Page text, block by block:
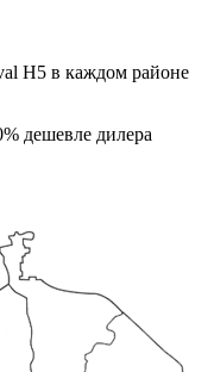
H5 в каждом районе
дешевле дилера